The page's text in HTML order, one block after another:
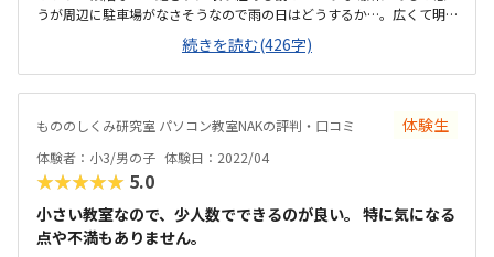
うが周辺に駐車場がなさそうなので雨の日はどうするか…。広くて明
るい。レンタルルームとして使われているようなので広すぎるくら
い、リラックスして授業を受けられた。時間と料金の提示が曖昧な所
があった。休んだ場合は振替等はなく次回はその2コマは飛ばして次の
課題になるとの話だったので良いのか悪いのか…。月一回でニコマや
月謝は高いと感じる。一人の生徒に二人の先生になる予定ですとのこ
とで贅沢すぎるなと思う反面一緒に学ぶ友達がいるともっと良いなと
思った。教材カリキュラムは問題ないが、教材が良い分余すことなく
うまく生徒に教えてほしいという気持ちがある。
続きを読む(426字)
もののしくみ研究室 パソコン教室NAKの評判・口コミ 体験生
体験者：小3/男の子 体験日：2022/04
★★★★★ 5.0
小さい教室なので、少人数でできるのが良い。 特に気になる
点や不満もありません。